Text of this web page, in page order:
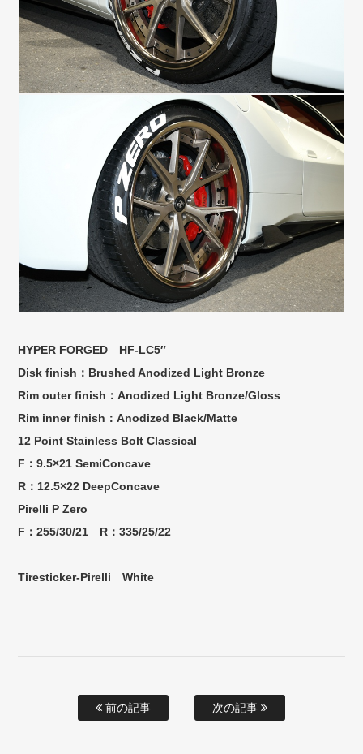
HYPER FORGED HF-LC5″
Disk finish：Brushed Anodized Light Bronze
Rim outer finish：Anodized Light Bronze/Gloss
Rim inner finish：Anodized Black/Matte
12 Point Stainless Bolt Classical
F：9.5×21 SemiConcave
R：12.5×22 DeepConcave
Pirelli P Zero
F：255/30/21 R：335/25/22
Tiresticker-Pirelli White
前の記事 次の記事